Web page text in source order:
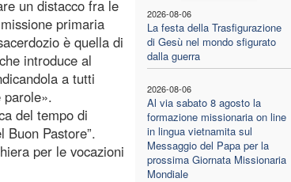
2026-08-06
La festa della Trasfigurazione
di Gesù nel mondo sfigurato
dalla guerra
2026-08-06
Al via sabato 8 agosto la
formazione missionaria on line
in lingua vietnamita sul
Messaggio del Papa per la
prossima Giornata Missionaria
Mondiale
un distacco fra le
primaria
è quella di
introduce al
a tutti
parole».
del tempo di
Buon Pastore”.
per le vocazioni